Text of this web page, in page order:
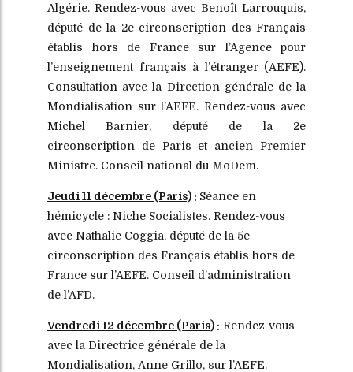
Algérie. Rendez-vous avec Benoît Larrouquis,
député de la 2e circonscription des Français
établis hors de France sur l’Agence pour
l’enseignement français à l’étranger (AEFE).
Consultation avec la Direction générale de la
Mondialisation sur l’AEFE. Rendez-vous avec
Michel Barnier, député de la 2e
circonscription de Paris et ancien Premier
Ministre. Conseil national du MoDem.
Jeudi 11 décembre (Paris) : Séance en
hémicycle : Niche Socialistes. Rendez-vous
avec Nathalie Coggia, député de la 5e
circonscription des Français établis hors de
France sur l’AEFE. Conseil d’administration
de l’AFD.
Vendredi 12 décembre (Paris) : Rendez-vous
avec la Directrice générale de la
Mondialisation, Anne Grillo, sur l’AEFE.